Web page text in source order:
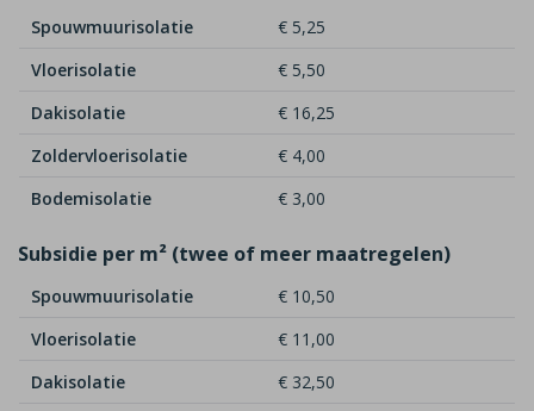
Spouwmuurisolatie
€ 5,25
Vloerisolatie
€ 5,50
Dakisolatie
€ 16,25
Zoldervloerisolatie
€ 4,00
Bodemisolatie
€ 3,00
Subsidie per m² (twee of meer maatregelen)
Spouwmuurisolatie
€ 10,50
Vloerisolatie
€ 11,00
Dakisolatie
€ 32,50